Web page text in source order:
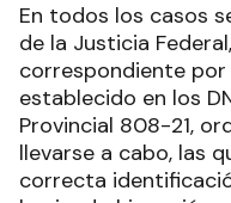
En todos los casos
de la Justicia
correspondiente
establecido en los
Provincial 808-21,
llevarse a cabo, las
correcta